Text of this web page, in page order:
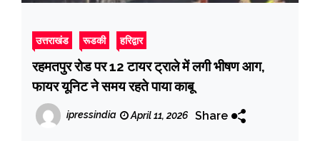
उत्तराखंड रूडकी हरिद्वार
रहमतपुर रोड पर 12 टायर ट्राले में लगी भीषण आग,
फायर यूनिट ने समय रहते पाया काबू
ipressindia April 11, 2026 Share